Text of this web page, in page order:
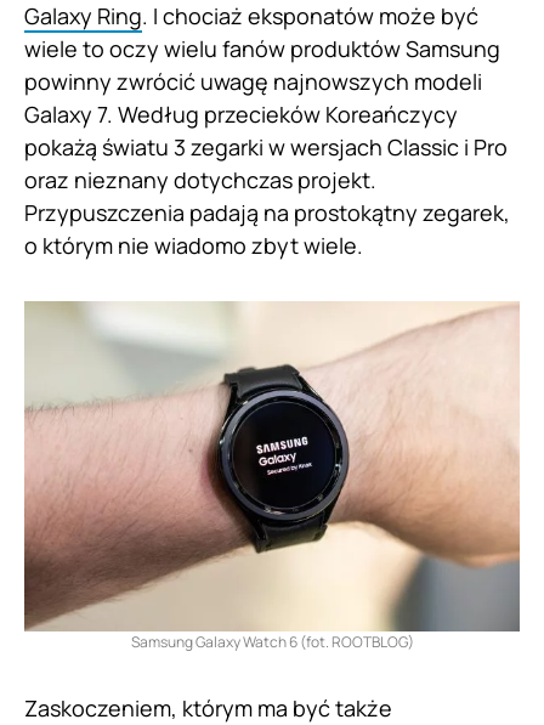
Galaxy Ring. I chociaż eksponatów może być
wiele to oczy wielu fanów produktów Samsung
powinny zwrócić uwagę najnowszych modeli
Galaxy 7. Według przecieków Koreańczycy
pokażą światu 3 zegarki w wersjach Classic i Pro
oraz nieznany dotychczas projekt.
Przypuszczenia padają na prostokątny zegarek,
o którym nie wiadomo zbyt wiele.
Samsung Galaxy Watch 6 (fot. ROOTBLOG)
Zaskoczeniem, którym ma być także